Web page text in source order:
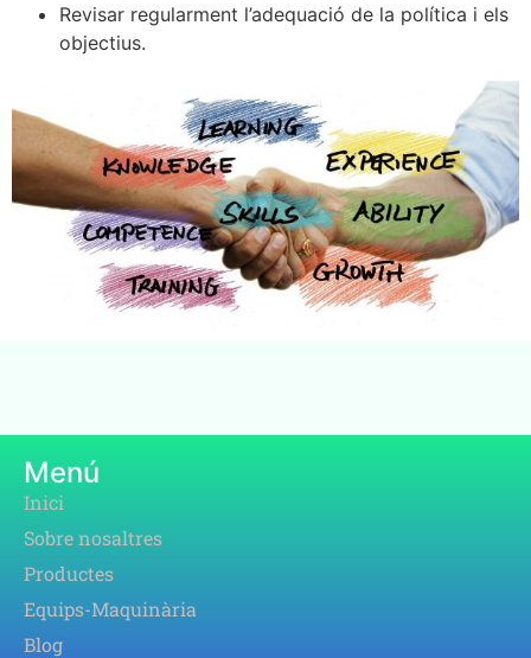
Revisar regularment l’adequació de la política i els
objectius.
Menú
Inici
Sobre nosaltres
Productes
Equips-Maquinària
Blog